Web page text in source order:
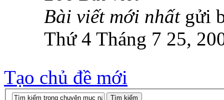
Bài viết mới nhấtgửi
Thứ 4 Tháng 7 25,
Tạo chủ đề mới